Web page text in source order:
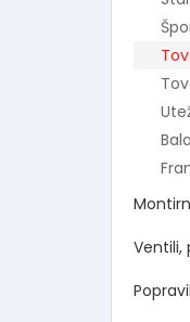
Ventili,